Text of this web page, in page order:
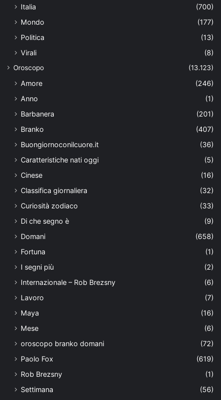
Italia
(700)
Mondo
(177)
Politica
(13)
Virali
(8)
Oroscopo (13.123)
Amore
(246)
Anno
(1)
Barbanera
(201)
Branko
(407)
Buongiornoconilcuore.it
(36)
Caratteristiche nati oggi
(5)
Cinese
(16)
Classifica giornaliera
(32)
Curiosità zodiaco
(33)
Di che segno è
(9)
Domani
(658)
Fortuna
(1)
I segni più
(2)
Internazionale – Rob Brezsny
(6)
Lavoro
(7)
Maya
(16)
Mese
(6)
oroscopo branko domani
(72)
Paolo Fox
(619)
Rob Brezsny
(1)
Settimana
(56)